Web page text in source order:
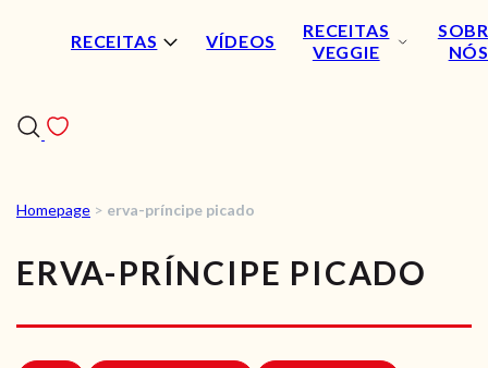
RECEITAS VÍDEOS
RECEITAS
VEGGIE
NÓS
RECEITAS
VÍDEOS
RECEITAS VEGGIE
Homepage > erva-príncipe picado
ERVA-PRÍNCIPE PICADO